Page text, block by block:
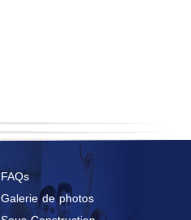
FAQs
Galerie de photos